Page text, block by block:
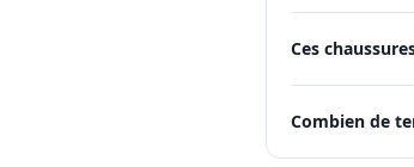
Ces
Combien de